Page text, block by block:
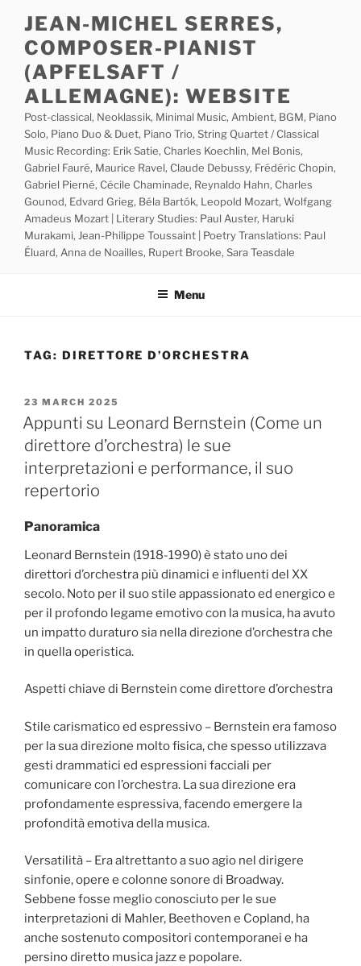
content
JEAN-MICHEL SERRES,
COMPOSER-PIANIST
(APFELSAFT /
ALLEMAGNE): WEBSITE
Post-classical, Neoklassik, Minimal Music, Ambient, BGM, Piano
Solo, Piano Duo & Duet, Piano Trio, String Quartet / Classical
Music Recording: Erik Satie, Charles Koechlin, Mel Bonis,
Gabriel Fauré, Maurice Ravel, Claude Debussy, Frédéric Chopin,
Gabriel Pierné, Cécile Chaminade, Reynaldo Hahn, Charles
Gounod, Edvard Grieg, Béla Bartók, Leopold Mozart, Wolfgang
Amadeus Mozart | Literary Studies: Paul Auster, Haruki
Murakami, Jean-Philippe Toussaint | Poetry Translations: Paul
Éluard, Anna de Noailles, Rupert Brooke, Sara Teasdale
Menu
TAG: DIRETTORE D’ORCHESTRA
POSTED
ON
23 MARCH 2025
Appunti su Leonard Bernstein (Come un
direttore d’orchestra) le sue
interpretazioni e performance, il suo
repertorio
Panoramica
Leonard Bernstein (1918-1990) è stato uno dei
direttori d’orchestra più dinamici e influenti del XX
secolo. Noto per il suo stile appassionato ed energico e
per il profondo legame emotivo con la musica, ha avuto
un impatto duraturo sia nella direzione d’orchestra che
in quella operistica.
Aspetti chiave di Bernstein come direttore d’orchestra
Stile carismatico ed espressivo – Bernstein era famoso
per la sua direzione molto fisica, che spesso utilizzava
gesti drammatici ed espressioni facciali per
comunicare con l’orchestra. La sua direzione era
profondamente espressiva, facendo emergere la
profondità emotiva della musica.
Versatilità – Era altrettanto a suo agio nel dirigere
sinfonie, opere e colonne sonore di Broadway.
Sebbene fosse meglio conosciuto per le sue
interpretazioni di Mahler, Beethoven e Copland, ha
anche sostenuto compositori contemporanei e ha
persino diretto musica jazz e popolare.